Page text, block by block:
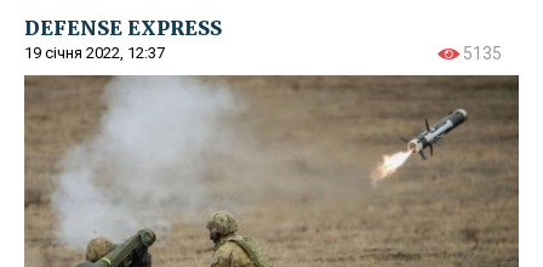
DEFENSE EXPRESS
19 січня 2022, 12:37 5135